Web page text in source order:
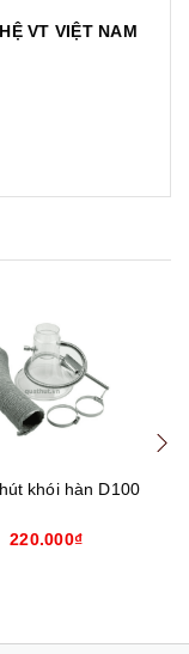
VT VIỆT NAM
khói hàn D100
220.000₫